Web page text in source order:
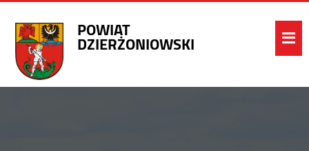
POWIAT
DZIERŻONIOWSKI